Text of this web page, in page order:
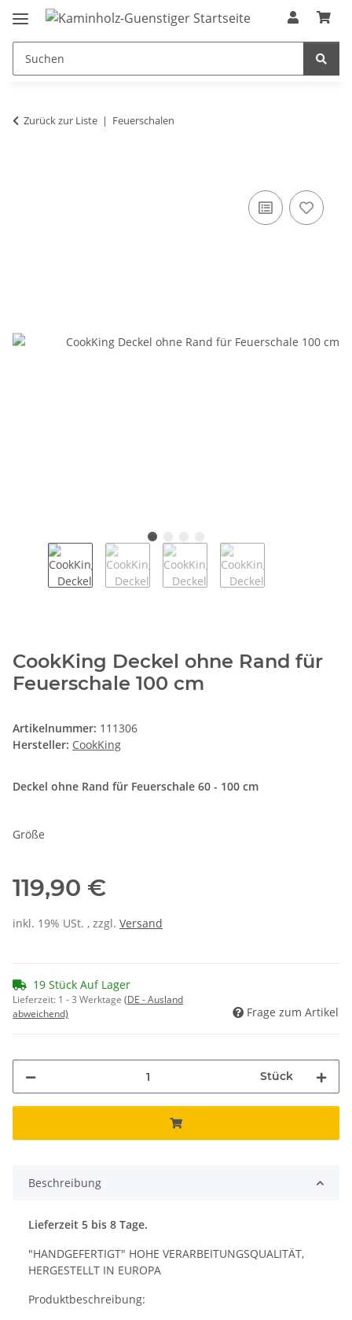
Zurück zur Liste Feuerschalen
CookKing Deckel ohne Rand für
Feuerschale 100 cm
Artikelnummer: 111306
Hersteller: CookKing
Deckel ohne Rand für Feuerschale 60 - 100 cm
Größe
119,90 €
inkl. 19% USt. , zzgl. Versand
19 Stück Auf Lager
Lieferzeit: 1 - 3 Werktage (DE - Ausland
abweichend)
Frage zum Artikel
Stück
Beschreibung
Lieferzeit 5 bis 8 Tage.
"HANDGEFERTIGT" HOHE VERARBEITUNGSQUALITÄT,
HERGESTELLT IN EUROPA
Produktbeschreibung: